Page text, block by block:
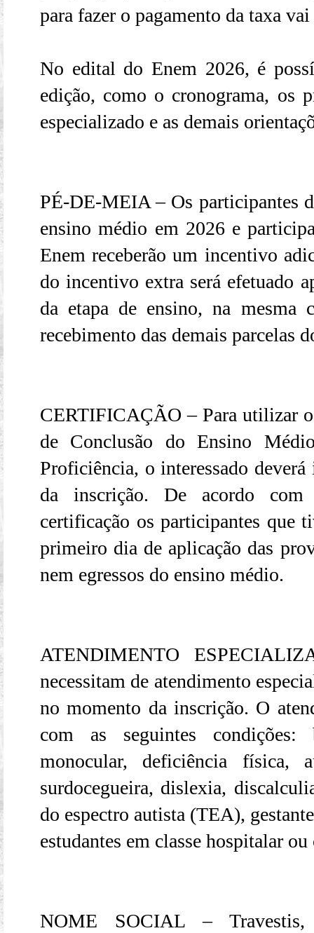
para fazer o pagamento da taxa
No edital do Enem 2026, é
edição, como o cronograma, os
especializado e as demais
PÉ-DE-MEIA – Os participantes
ensino médio em 2026 e
Enem receberão um incentivo
do incentivo extra será efetuado
da etapa de ensino, na mesma
recebimento das demais parcelas
CERTIFICAÇÃO – Para utilizar
de Conclusão do Ensino
Proficiência, o interessado
da inscrição. De acordo
certificação os participantes que
primeiro dia de aplicação das
nem egressos do ensino médio.
ATENDIMENTO
necessitam de atendimento
no momento da inscrição. O
com as seguintes
monocular, deficiência física,
surdocegueira, dislexia,
do espectro autista (TEA),
estudantes em classe hospitalar
NOME SOCIAL – Travestis,